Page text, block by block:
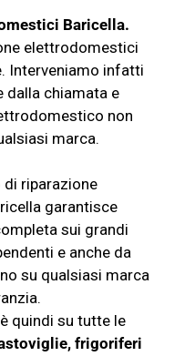
Baricella.
elettrodomestici
Interveniamo infatti
dalla chiamata e
non
marca.
riparazione
garantisce
sui grandi
e anche da
su qualsiasi marca
quindi su tutte le
frigoriferi